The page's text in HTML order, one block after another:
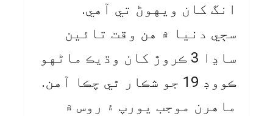
انگ کان ويهوڻ تي آهي.
سڄي دنيا ۾ هن وقت تائين
ساڍا 3 ڪروڙ کان وڌيڪ ماڻهو
ڪووڊ 19 جو شڪار ٿي چڪا آهن.
ماهرن موجب يورپ ۽ روس ۾